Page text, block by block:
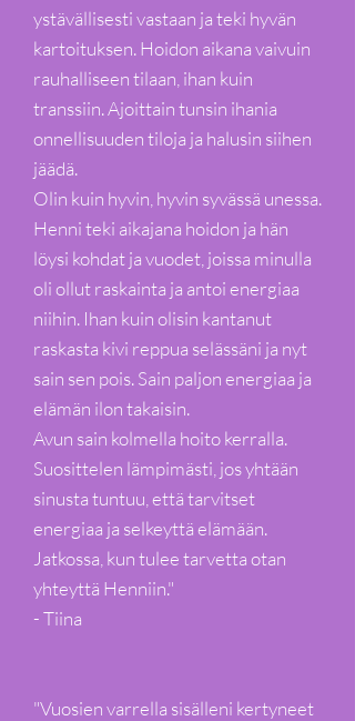
ystävällisesti vastaan ja teki hyvän
kartoituksen. Hoidon aikana vaivuin
rauhalliseen tilaan, ihan kuin
transsiin. Ajoittain tunsin ihania
onnellisuuden tiloja ja halusin siihen
jäädä.
Olin kuin hyvin, hyvin syvässä unessa.
Henni teki aikajana hoidon ja hän
löysi kohdat ja vuodet, joissa minulla
oli ollut raskainta ja antoi energiaa
niihin. Ihan kuin olisin kantanut
raskasta kivi reppua selässäni ja nyt
sain sen pois. Sain paljon energiaa ja
elämän ilon takaisin.
Avun sain kolmella hoito kerralla.
Suosittelen lämpimästi, jos yhtään
sinusta tuntuu, että tarvitset
energiaa ja selkeyttä elämään.
Jatkossa, kun tulee tarvetta otan
yhteyttä Henniin."
- Tiina
"Vuosien varrella sisälleni kertyneet